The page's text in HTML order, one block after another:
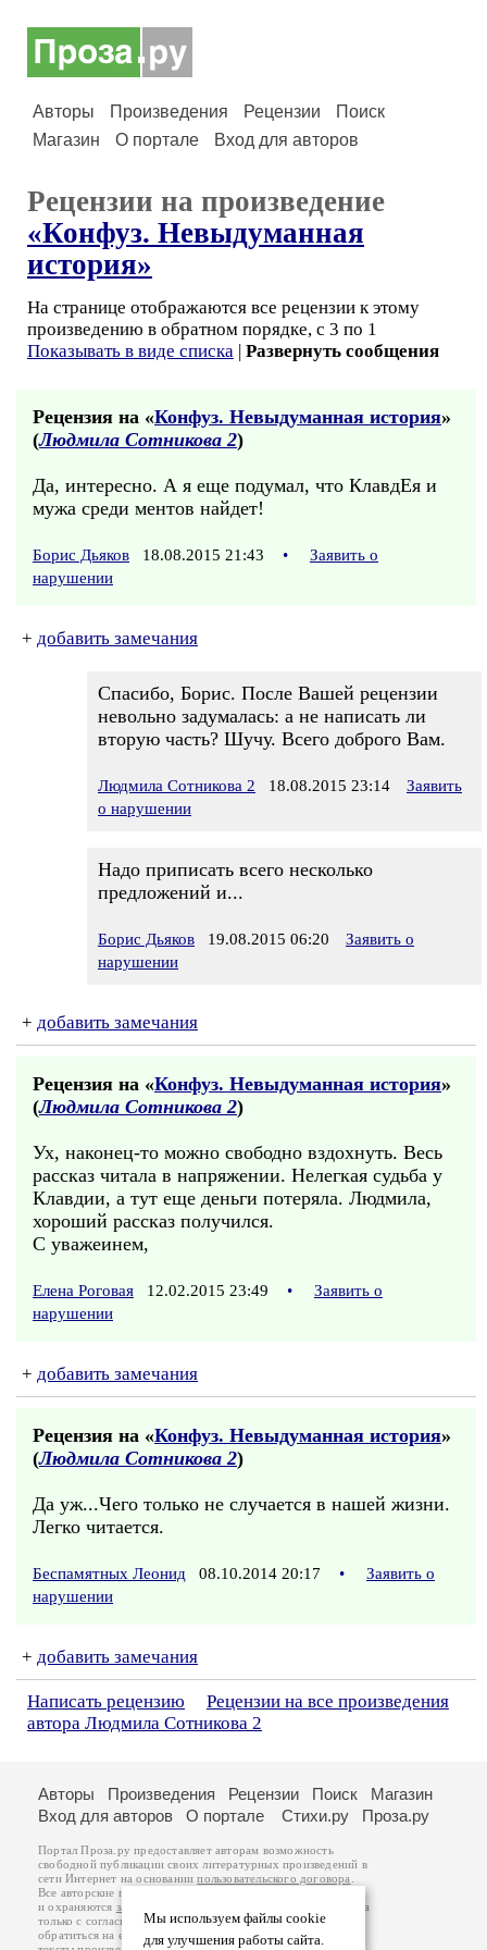
Авторы Произведения Рецензии
Поиск
Магазин
О портале Вход для авторов
Рецензии на произведение
«Конфуз. Невыдуманная
история»
На странице отображаются все рецензии к этому
произведению в обратном порядке, с 3 по 1
Показывать в виде списка | Развернуть сообщения
Рецензия на «Конфуз. Невыдуманная история»
(Людмила Сотникова 2)
Да, интересно. А я еще подумал, что КлавдЕя и
мужа среди ментов найдет!
Борис Дьяков 18.08.2015 21:43 •
Заявить о
нарушении
+ добавить замечания
Спасибо, Борис. После Вашей рецензии
невольно задумалась: а не написать ли
вторую часть? Шучу. Всего доброго Вам.
Людмила Сотникова 2 18.08.2015 23:14
Заявить
о нарушении
Надо приписать всего несколько
предложений и...
Борис Дьяков 19.08.2015 06:20
Заявить о
нарушении
+ добавить замечания
Рецензия на «Конфуз. Невыдуманная история»
(Людмила Сотникова 2)
Ух, наконец-то можно свободно вздохнуть. Весь
рассказ читала в напряжении. Нелегкая судьба у
Клавдии, а тут еще деньги потеряла. Людмила,
хороший рассказ получился.
С уважеинем,
Елена Роговая 12.02.2015 23:49 •
Заявить о
нарушении
+ добавить замечания
Рецензия на «Конфуз. Невыдуманная история»
(Людмила Сотникова 2)
Да уж...Чего только не случается в нашей жизни.
Легко читается.
Беспамятных Леонид 08.10.2014 20:17 •
Заявить о
нарушении
+ добавить замечания
Написать рецензию
Рецензии на все произведения
автора Людмила Сотникова 2
Мы используем файлы cookie
для улучшения работы сайта.
Авторы Произведения Рецензии Поиск
Магазин
Вход для авторов
О портале Стихи.ру Проза.ру
Портал Проза.ру предоставляет авторам возможность
свободной публикации своих литературных произведений в
сети Интернет на основаниипользовательского договора
Все авторские права на произведения принадлежат авторам
и охраняются законом
. Перепечатка произведений возможна
только с согласия его автора, к которому вы можете
обратиться на его авторской странице. Ответственность за